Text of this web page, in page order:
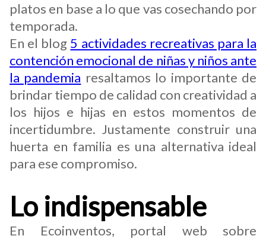
platos en base a lo que vas cosechando por
temporada.
En el blog 5 actividades recreativas para la
contención emocional de niñas y niños ante
la pandemia resaltamos lo importante de
brindar tiempo de calidad con creatividad a
los hijos e hijas en estos momentos de
incertidumbre. Justamente construir una
huerta en familia es una alternativa ideal
para ese compromiso.
Lo indispensable
En Ecoinventos, portal web sobre